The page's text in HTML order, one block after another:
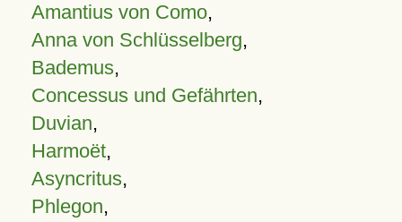
Amantius von Como,
Anna von Schlüsselberg,
Bademus,
Concessus und Gefährten,
Duvian,
Harmoët,
Asyncritus,
Phlegon,